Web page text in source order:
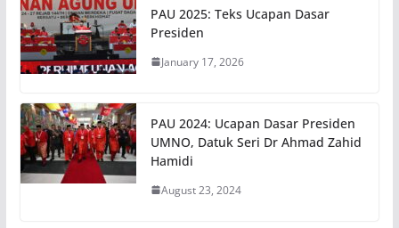
PAU 2025: Teks Ucapan Dasar
Presiden
January 17, 2026
PAU 2024: Ucapan Dasar Presiden
UMNO, Datuk Seri Dr Ahmad Zahid
Hamidi
August 23, 2024